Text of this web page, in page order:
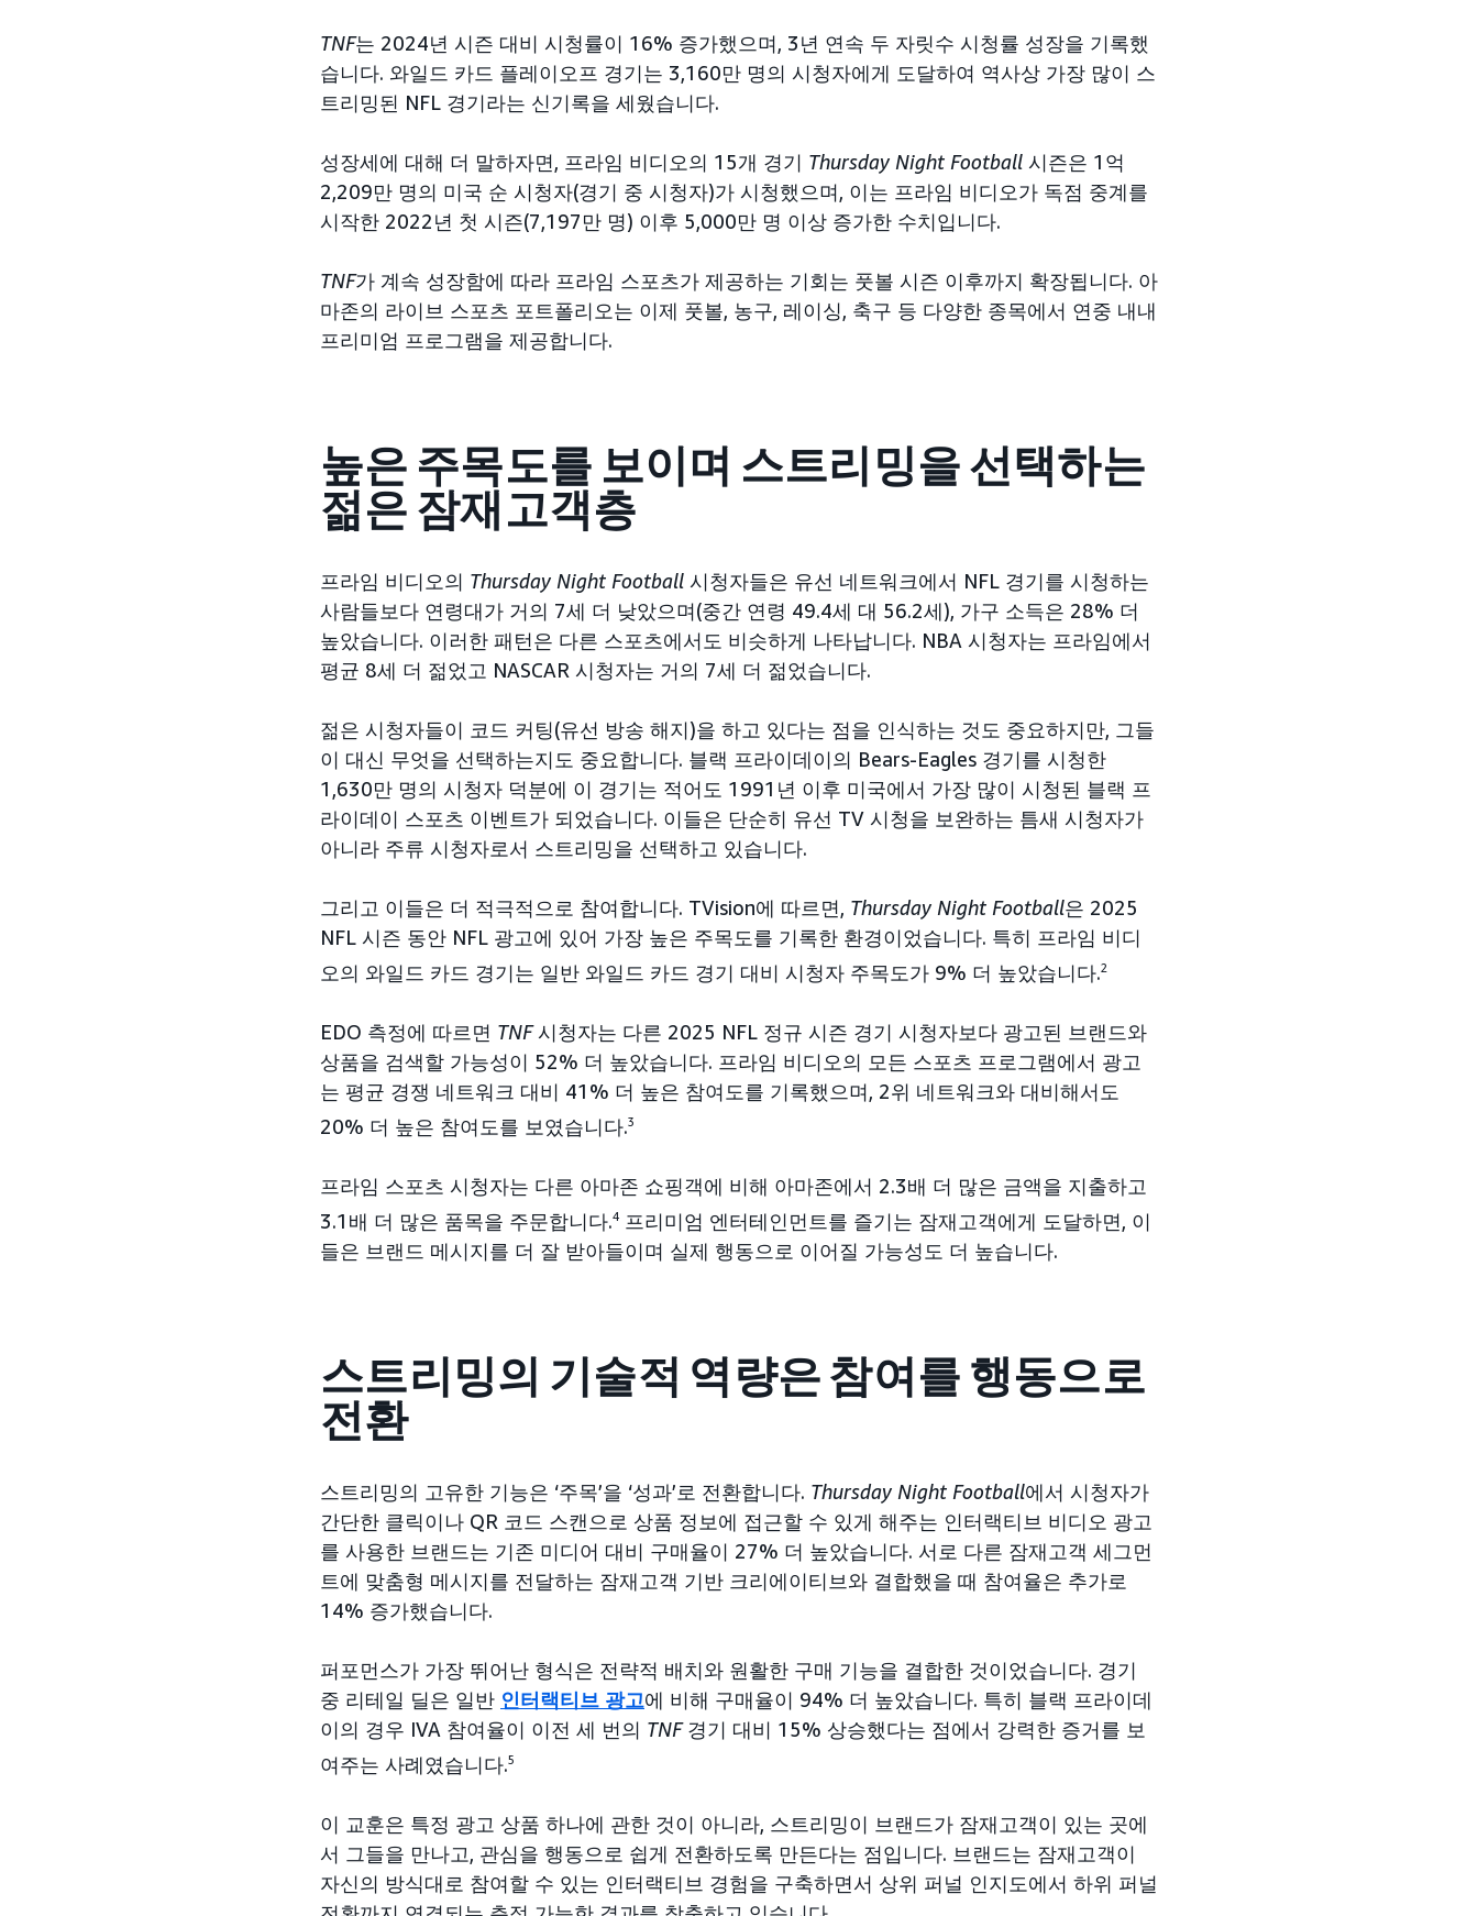
TNF는 2024년 시즌 대비 시청률이 16% 증가했으며, 3년 연속 두 자릿수 시청률 성장을 기록했
습니다. 와일드 카드 플레이오프 경기는 3,160만 명의 시청자에게 도달하여 역사상 가장 많이 스
트리밍된 NFL 경기라는 신기록을 세웠습니다.
성장세에 대해 더 말하자면, 프라임 비디오의 15개 경기 Thursday Night Football 시즌은 1억
2,209만 명의 미국 순 시청자(경기 중 시청자)가 시청했으며, 이는 프라임 비디오가 독점 중계를
시작한 2022년 첫 시즌(7,197만 명) 이후 5,000만 명 이상 증가한 수치입니다.
TNF가 계속 성장함에 따라 프라임 스포츠가 제공하는 기회는 풋볼 시즌 이후까지 확장됩니다. 아
마존의 라이브 스포츠 포트폴리오는 이제 풋볼, 농구, 레이싱, 축구 등 다양한 종목에서 연중 내내
프리미엄 프로그램을 제공합니다.
높은 주목도를 보이며 스트리밍을 선택하는
젊은 잠재고객층
프라임 비디오의 Thursday Night Football 시청자들은 유선 네트워크에서 NFL 경기를 시청하는
사람들보다 연령대가 거의 7세 더 낮았으며(중간 연령 49.4세 대 56.2세), 가구 소득은 28% 더
높았습니다. 이러한 패턴은 다른 스포츠에서도 비슷하게 나타납니다. NBA 시청자는 프라임에서
평균 8세 더 젊었고 NASCAR 시청자는 거의 7세 더 젊었습니다.
젊은 시청자들이 코드 커팅(유선 방송 해지)을 하고 있다는 점을 인식하는 것도 중요하지만, 그들
이 대신 무엇을 선택하는지도 중요합니다. 블랙 프라이데이의 Bears-Eagles 경기를 시청한
1,630만 명의 시청자 덕분에 이 경기는 적어도 1991년 이후 미국에서 가장 많이 시청된 블랙 프
라이데이 스포츠 이벤트가 되었습니다. 이들은 단순히 유선 TV 시청을 보완하는 틈새 시청자가
아니라 주류 시청자로서 스트리밍을 선택하고 있습니다.
그리고 이들은 더 적극적으로 참여합니다. TVision에 따르면, Thursday Night Football은 2025
NFL 시즌 동안 NFL 광고에 있어 가장 높은 주목도를 기록한 환경이었습니다. 특히 프라임 비디
오의 와일드 카드 경기는 일반 와일드 카드 경기 대비 시청자 주목도가 9% 더 높았습니다.2
EDO 측정에 따르면 TNF시청자는 다른 2025 NFL 정규 시즌 경기 시청자보다 광고된 브랜드와
상품을 검색할 가능성이 52% 더 높았습니다. 프라임 비디오의 모든 스포츠 프로그램에서 광고
는 평균 경쟁 네트워크 대비 41% 더 높은 참여도를 기록했으며, 2위 네트워크와 대비해서도
20% 더 높은 참여도를 보였습니다.3
프라임 스포츠 시청자는 다른 아마존 쇼핑객에 비해 아마존에서 2.3배 더 많은 금액을 지출하고
3.1배 더 많은 품목을 주문합니다.4 프리미엄 엔터테인먼트를 즐기는 잠재고객에게 도달하면, 이
들은 브랜드 메시지를 더 잘 받아들이며 실제 행동으로 이어질 가능성도 더 높습니다.
스트리밍의 기술적 역량은 참여를 행동으로
전환
스트리밍의 고유한 기능은 ‘주목’을 ‘성과’로 전환합니다. Thursday Night Football에서 시청자가
간단한 클릭이나 QR 코드 스캔으로 상품 정보에 접근할 수 있게 해주는 인터랙티브 비디오 광고
를 사용한 브랜드는 기존 미디어 대비 구매율이 27% 더 높았습니다. 서로 다른 잠재고객 세그먼
트에 맞춤형 메시지를 전달하는 잠재고객 기반 크리에이티브와 결합했을 때 참여율은 추가로
14% 증가했습니다.
퍼포먼스가 가장 뛰어난 형식은 전략적 배치와 원활한 구매 기능을 결합한 것이었습니다. 경기
중 리테일 딜은 일반 인터랙티브 광고에 비해 구매율이 94% 더 높았습니다. 특히 블랙 프라이데
이의 경우 IVA 참여율이 이전 세 번의 TNF경기 대비 15% 상승했다는 점에서 강력한 증거를 보
여주는 사례였습니다.5
이 교훈은 특정 광고 상품 하나에 관한 것이 아니라, 스트리밍이 브랜드가 잠재고객이 있는 곳에
서 그들을 만나고, 관심을 행동으로 쉽게 전환하도록 만든다는 점입니다. 브랜드는 잠재고객이
자신의 방식대로 참여할 수 있는 인터랙티브 경험을 구축하면서 상위 퍼널 인지도에서 하위 퍼널